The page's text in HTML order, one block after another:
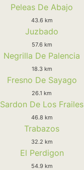
Peleas De Abajo
43.6 km
Juzbado
57.6 km
Negrilla De Palencia
18.3 km
Fresno De Sayago
26.1 km
Sardon De Los Frailes
46.8 km
Trabazos
32.2 km
El Perdigon
54.9 km